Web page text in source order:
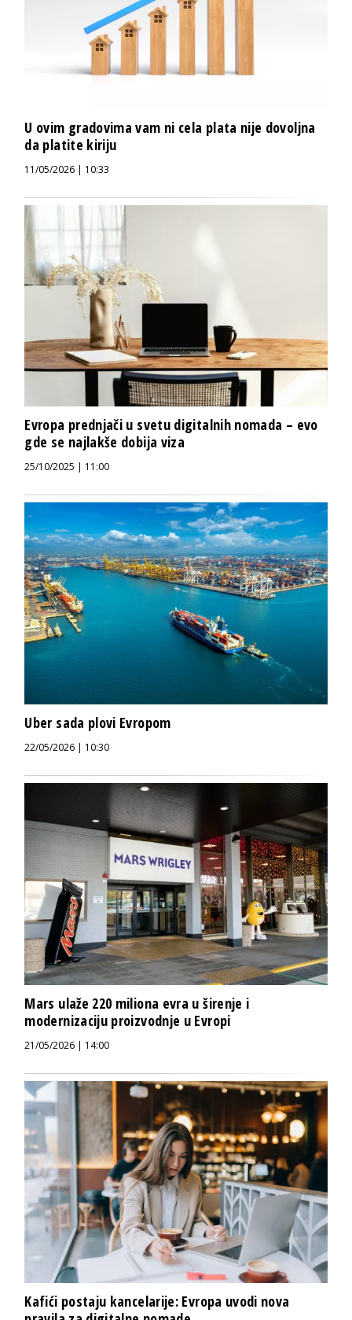
U ovim gradovima vam ni cela plata nije dovoljna
da platite kiriju
11/05/2026 | 10:33
Evropa prednjači u svetu digitalnih nomada – evo
gde se najlakše dobija viza
25/10/2025 | 11:00
Uber sada plovi Evropom
22/05/2026 | 10:30
Mars ulaže 220 miliona evra u širenje i
modernizaciju proizvodnje u Evropi
21/05/2026 | 14:00
Kafići postaju kancelarije: Evropa uvodi nova